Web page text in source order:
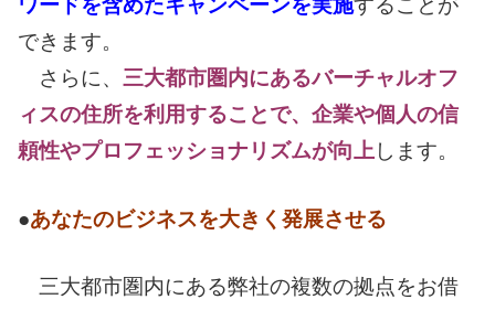
ワードを含めたキャンペーンを実施することが
できます。
さらに、 三大都市圏内にあるバーチャルオフ
ィスの住所を利用することで、企業や個人の信
頼性やプロフェッショナリズムが向上します。
●あなたのビジネスを大きく発展させる
三大都市圏内にある弊社の複数の拠点をお借